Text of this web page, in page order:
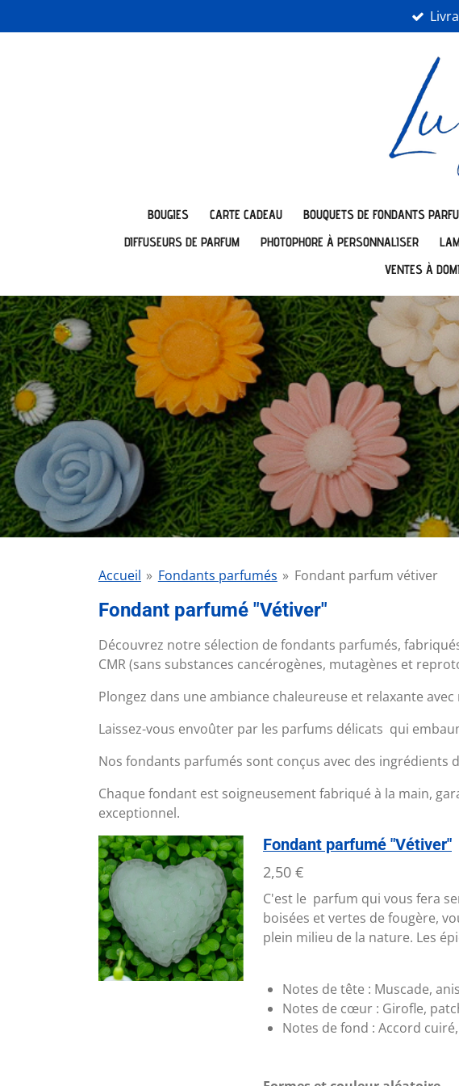
au
BOUGIES CARTE CADEAU BOUQUETS DE FONDANTS
DIFFUSEURS DE PARFUM
PHOTOPHORE À PERSONNALISER
VENTES À
Accueil » Fondants parfumés » Fondant parfum vétiver
Fondant parfumé "Vétiver"
Découvrez notre sélection de fondants parfumés,
CMR (sans substances cancérogènes, mutagènes et
Plongez dans une ambiance chaleureuse et relaxante
Laissez-vous envoûter par les parfums délicats qui
Nos fondants parfumés sont conçus avec des
Chaque fondant est soigneusement fabriqué à la main,
exceptionnel.
Fondant parfumé "Vétiver"
2,50 €
C'est le parfum qui vous fera
boisées et vertes de fougère,
plein milieu de la nature. Les
Notes de tête : Muscade,
Notes de cœur : Girofle,
Notes de fond : Accord